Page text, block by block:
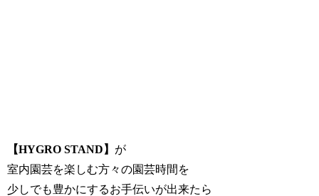
【HYGRO STAND】 が
室内園芸を楽しむ方々の園芸時間を
少しでも豊かにするお手伝いが出来たら